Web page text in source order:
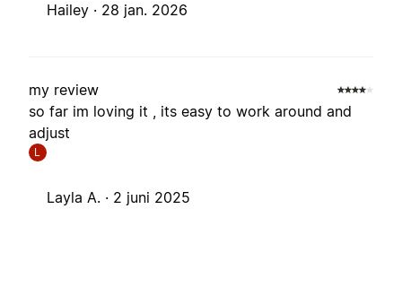
Hailey · 28 jan. 2026
my review
so far im loving it , its easy to work around and
adjust
L
Layla A. · 2 juni 2025